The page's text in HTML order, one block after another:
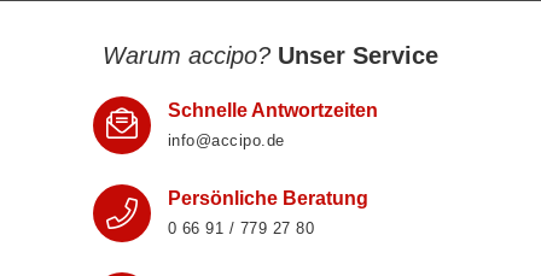
Warum accipo? Unser Service
Schnelle Antwortzeiten
info@accipo.de
Persönliche Beratung
0 66 91 / 779 27 80